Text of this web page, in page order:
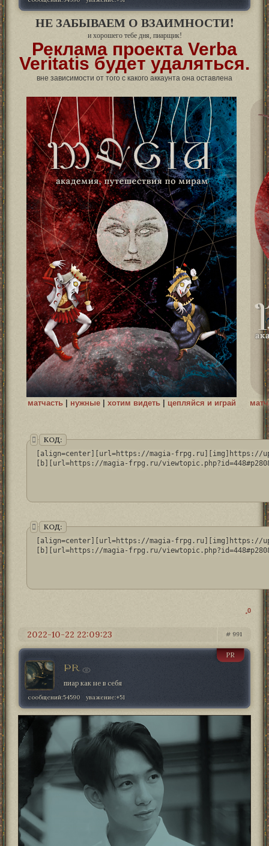
НЕ ЗАБЫВАЕМ О ВЗАИМНОСТИ!
и хорошего тебе дня, пиарщик!
Реклама проекта Verba
Veritatis будет удаляться.
вне зависимости от того с какого аккаунта она оставлена
матчасть| нужные| хотим видеть| цепляйся и играй
КОД:
[align=center][url=https://magia-frpg.ru][img]https://
[b][url=https://magia-frpg.ru/
КОД:
[align=center][url=https://magia-frpg.ru][img]https://
[b][url=https://magia-frpg.ru/
0
991
2022-10-22 22:09:23
PR
PR
пиар как не в себя
сообщений:54590 уважение:+51